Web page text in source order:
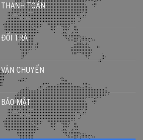
TOÁN
TRẢ
CHUYỂN
MẬT